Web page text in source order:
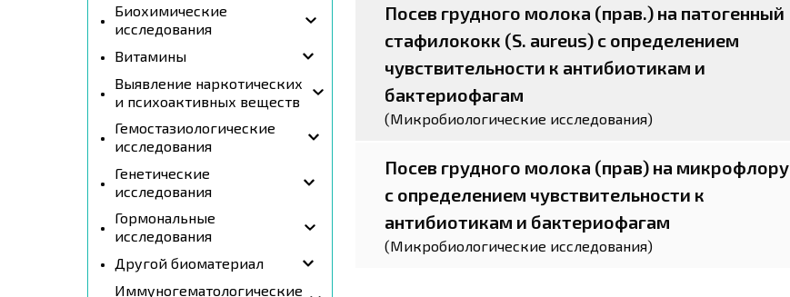
Биохимические
исследования
Витамины
Выявление наркотических
и психоактивных веществ
Гемостазиологические
исследования
Генетические
исследования
Гормональные
исследования
Другой биоматериал
Иммуногематологические
Посев грудного молока (прав.) на патогенный
стафилококк (S. aureus) с определением
чувствительности к антибиотикам и
бактериофагам
(Микробиологические исследования)
Посев грудного молока (прав) на микрофлору
с определением чувствительности к
антибиотикам и бактериофагам
(Микробиологические исследования)